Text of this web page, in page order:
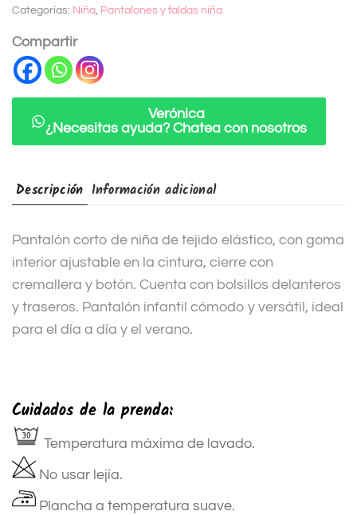
r
n
a
Categorías: Niña, Pantalones y faldas niña
Compartir
Verónica
¿Necesitas ayuda? Chatea con nosotros
Descripción Información adicional
Pantalón corto de niña de tejido elástico, con goma
interior ajustable en la cintura, cierre con
cremallera y botón. Cuenta con bolsillos delanteros
y traseros. Pantalón infantil cómodo y versátil, ideal
para el día a día y el verano.
Cuidados de la prenda:
Temperatura máxima de lavado.
No usar lejía.
Plancha a temperatura suave.